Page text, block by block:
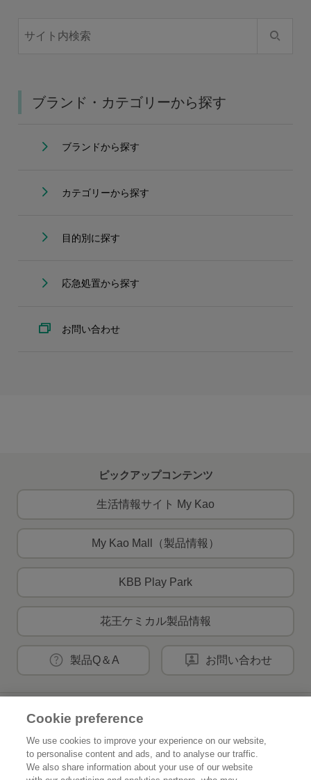
ブランド・カテゴリーから探す
ブランドから探す
カテゴリーから探す
目的別に探す
応急処置から探す
お問い合わせ
ピックアップコンテンツ
生活情報サイト My Kao
My Kao Mall（製品情報）
KBB Play Park
花王ケミカル製品情報
製品Q＆A お問い合わせ
花王公式SNSアカウント
Cookie preference
We use cookies to improve your experience on our website,
to personalise content and ads, and to analyse our traffic.
We also share information about your use of our website